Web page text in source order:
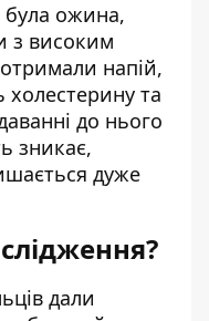
була ожина,
з високим
напій,
та
до нього
зникає,
дуже
дали